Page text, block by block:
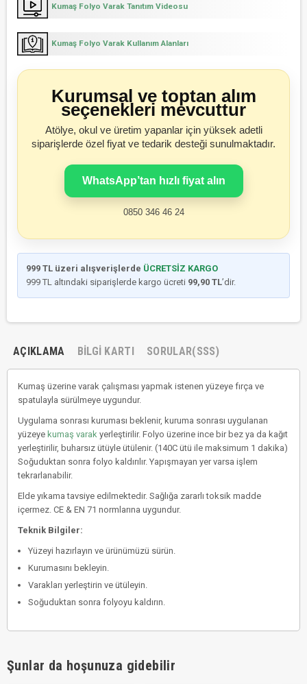
Kumaş Folyo Varak Tanıtım Videosu
Kumaş Folyo Varak Kullanım Alanları
Kurumsal ve toptan alım
seçenekleri mevcuttur
Atölye, okul ve üretim yapanlar için yüksek adetli
siparişlerde özel fiyat ve tedarik desteği sunulmaktadır.
WhatsApp’tan hızlı fiyat alın
0850 346 46 24
999 TL üzeri alışverişlerde ÜCRETSİZ KARGO
999 TL altındaki siparişlerde kargo ücreti 99,90 TL’dir.
AÇIKLAMA BILGI KARTI SORULAR(SSS)
Kumaş üzerine varak çalışması yapmak istenen yüzeye fırça ve
spatulayla sürülmeye uygundur.
Uygulama sonrası kuruması beklenir, kuruma sonrası uygulanan
yüzeye kumaş varak yerleştirilir. Folyo üzerine ince bir bez ya da kağıt
yerleştirilir, buharsız ütüyle ütülenir. (140C ütü ile maksimum 1 dakika)
Soğuduktan sonra folyo kaldırılır. Yapışmayan yer varsa işlem
tekrarlanabilir.
Elde yıkama tavsiye edilmektedir. Sağlığa zararlı toksik madde
içermez. CE & EN 71 normlarına uygundur.
Teknik Bilgiler:
Yüzeyi hazırlayın ve ürünümüzü sürün.
Kurumasını bekleyin.
Varakları yerleştirin ve ütüleyin.
Soğuduktan sonra folyoyu kaldırın.
Şunlar da hoşunuza gidebilir